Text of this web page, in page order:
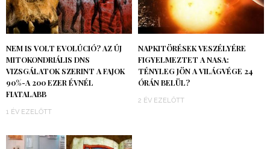
NEM IS VOLT EVOLÚCIÓ? AZ ÚJ
MITOKONDRIÁLIS DNS
VIZSGÁLATOK SZERINT A FAJOK
90%-A 200 EZER ÉVNÉL
FIATALABB
1 ÉV EZELŐTT
NAPKITÖRÉSEK VESZÉLYÉRE
FIGYELMEZTET A NASA:
TÉNYLEG JÖN A VILÁGVÉGE 24
ÓRÁN BELÜL?
2 ÉV EZELŐTT